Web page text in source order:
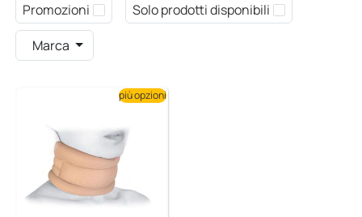
Promozioni
Solo prodotti disponibili
Marca
più opzioni